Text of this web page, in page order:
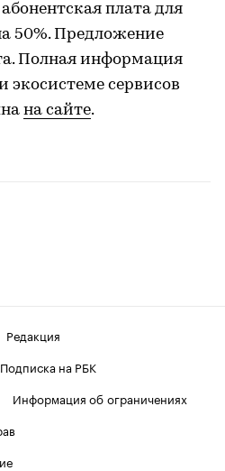
плата для
50%. Предложение
Полная информация
экосистеме сервисов
на сайте.
Редакция
Подписка на РБК
Информация об ограничениях